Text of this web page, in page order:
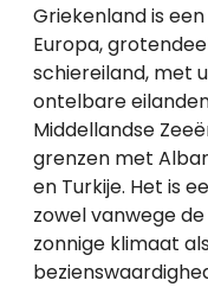
Griekenland is
Europa,
schiereiland, met
ontelbare
Middellandse
grenzen met
en Turkije. Het is
zowel vanwege
zonnige klimaat